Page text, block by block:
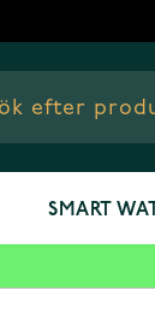
SMART